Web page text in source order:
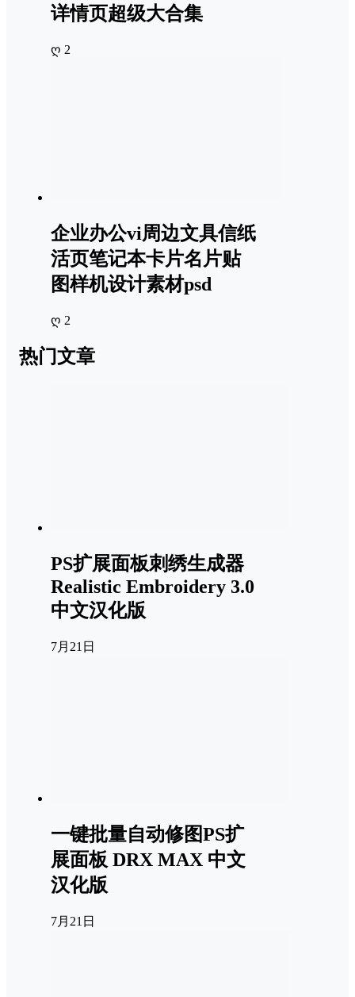
详情页超级大合集
ღ 2
企业办公vi周边文具信纸
活页笔记本卡片名片贴
图样机设计素材psd
ღ 2
热门文章
PS扩展面板刺绣生成器
Realistic Embroidery 3.0
中文汉化版
7月21日
一键批量自动修图PS扩
展面板 DRX MAX 中文
汉化版
7月21日